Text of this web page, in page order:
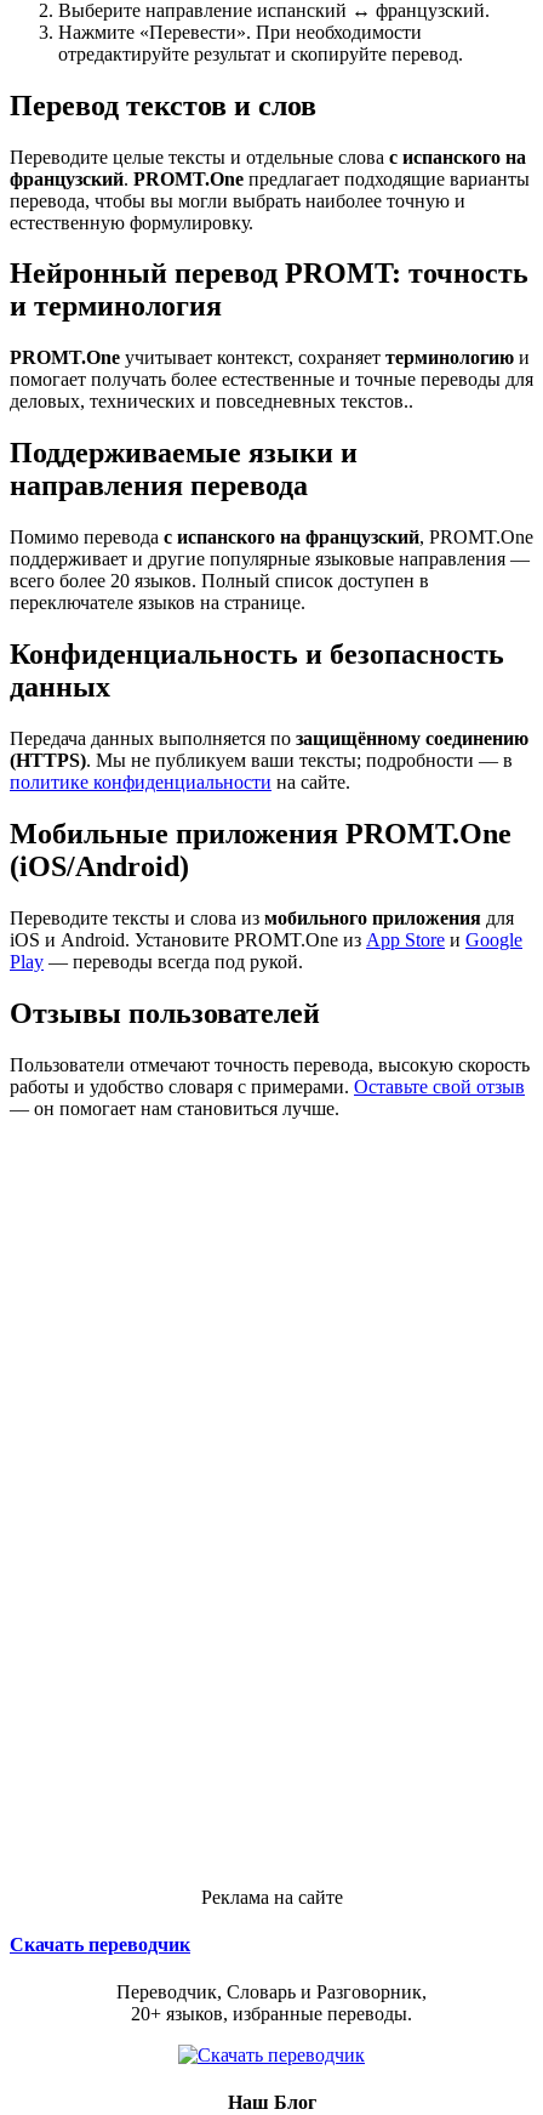
Выберите направление испанский ↔ французский.
Нажмите «Перевести». При необходимости
отредактируйте результат и скопируйте перевод.
Перевод текстов и слов
Переводите целые тексты и отдельные слова с испанского на
французский. PROMT.One предлагает подходящие варианты
перевода, чтобы вы могли выбрать наиболее точную и
естественную формулировку.
Нейронный перевод PROMT: точность
и терминология
PROMT.One учитывает контекст, сохраняет терминологию и
помогает получать более естественные и точные переводы для
деловых, технических и повседневных текстов..
Поддерживаемые языки и
направления перевода
Помимо перевода с испанского на французский, PROMT.One
поддерживает и другие популярные языковые направления —
всего более 20 языков. Полный список доступен в
переключателе языков на странице.
Конфиденциальность и безопасность
данных
Передача данных выполняется по защищённому соединению
(HTTPS). Мы не публикуем ваши тексты; подробности — в
политике конфиденциальности на сайте.
Мобильные приложения PROMT.One
(iOS/Android)
Переводите тексты и слова из мобильного приложения для
iOS и Android. Установите PROMT.One из App Store и Google
Play — переводы всегда под рукой.
Отзывы пользователей
Пользователи отмечают точность перевода, высокую скорость
работы и удобство словаря с примерами. Оставьте свой отзыв
— он помогает нам становиться лучше.
Реклама на сайте
Скачать переводчик
Переводчик, Словарь и Разговорник,
20+ языков, избранные переводы.
Наш Блог